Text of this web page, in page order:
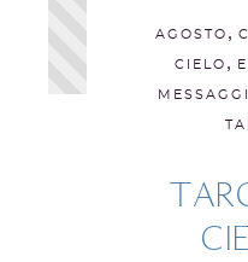
AGOSTO ,
CIELO ,
MESSAGGI